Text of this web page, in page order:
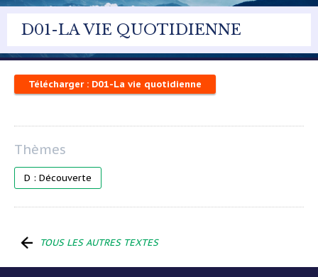
D01-LA VIE QUOTIDIENNE
Télécharger : D01-La vie quotidienne
D : Découverte
TOUS LES AUTRES TEXTES